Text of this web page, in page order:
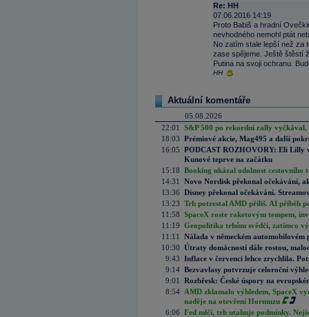
Re: HH
07.06.2016 14:19
Proto Babiš a hradní
nevhodného nemohl ptát
No zatím stale lepší než za
zase spějeme. Ještě štěstí
Putina na svoji ochranu.
HH
Aktuální komentáře
05.08.2026
22:01
S&P 500 po rekordní rally vyčkával,
18:03 Prémiové akcie, Mag495 a další
16:05 PODCAST ROZHOVORY: Eli Lilly
Kunové teprve na začátku
15:18 Booking ukázal odolnost cestovního
14:31
Novo Nordisk překonal očekávání,
13:36 Disney překonal očekávání.
13:23 Trh potrestal AMD příliš. AI příběh
11:58 SpaceX roste raketovým tempem,
11:19 Geopolitika trhům svědčí, zatímco
11:11
Nálada v německém automobilovém
10:30 Útraty domácností dále rostou,
9:43 Inflace v červenci lehce zrychlila.
9:14 Bezvavlasy potvrzuje celoroční
9:01
Rozbřesk: České úspory na
8:54 AMD zklamalo výhledem, SpaceX
naděje na otevření Hormuzu
6:06 Fed mlčí, trh utahuje podmínky.